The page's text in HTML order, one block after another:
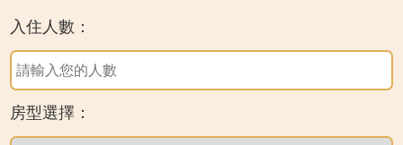
入住人數：
房型選擇：